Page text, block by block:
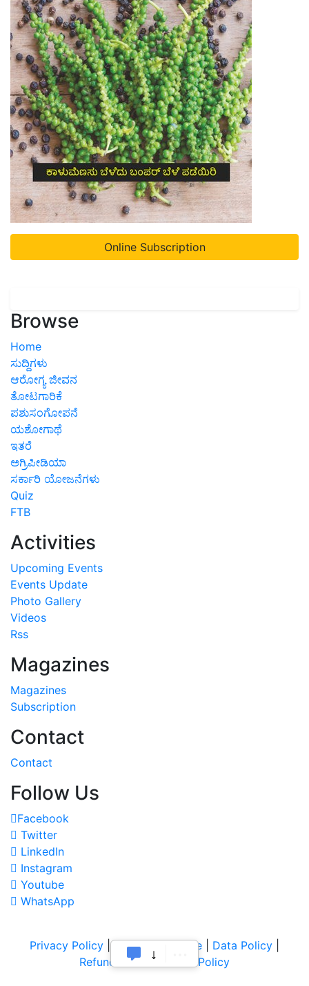
Online Subscription
Browse
Home
ಸುದ್ದಿಗಳು
ಆರೋಗ್ಯ ಜೀವನ
ತೋಟಗಾರಿಕೆ
ಪಶುಸಂಗೋಪನೆ
ಯಶೋಗಾಥೆ
ಇತರೆ
ಅಗ್ರಿಪೀಡಿಯಾ
ಸರ್ಕಾರಿ ಯೋಜನೆಗಳು
Quiz
FTB
Activities
Upcoming Events
Events Update
Photo Gallery
Videos
Rss
Magazines
Magazines
Subscription
Contact
Contact
Follow Us
Facebook
Twitter
LinkedIn
Instagram
Youtube
WhatsApp
Privacy Policy |Terms of Service Data Policy
Refund & Cancellation Policy